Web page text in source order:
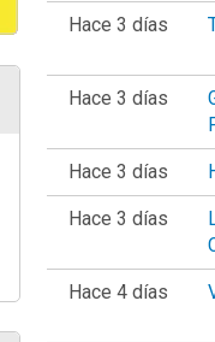
Hace 3 días
Hace 3 días
Hace 3 días
Hace 3 días
Hace 4 días